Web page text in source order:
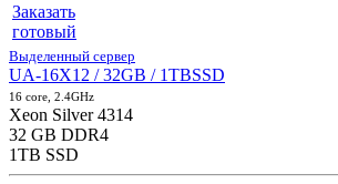
Заказать
готовый
Выделенный сервер
UA-16X12 / 32GB / 1TBSSD
16 core, 2.4GHz
Xeon Silver 4314
32 GB DDR4
1TB SSD